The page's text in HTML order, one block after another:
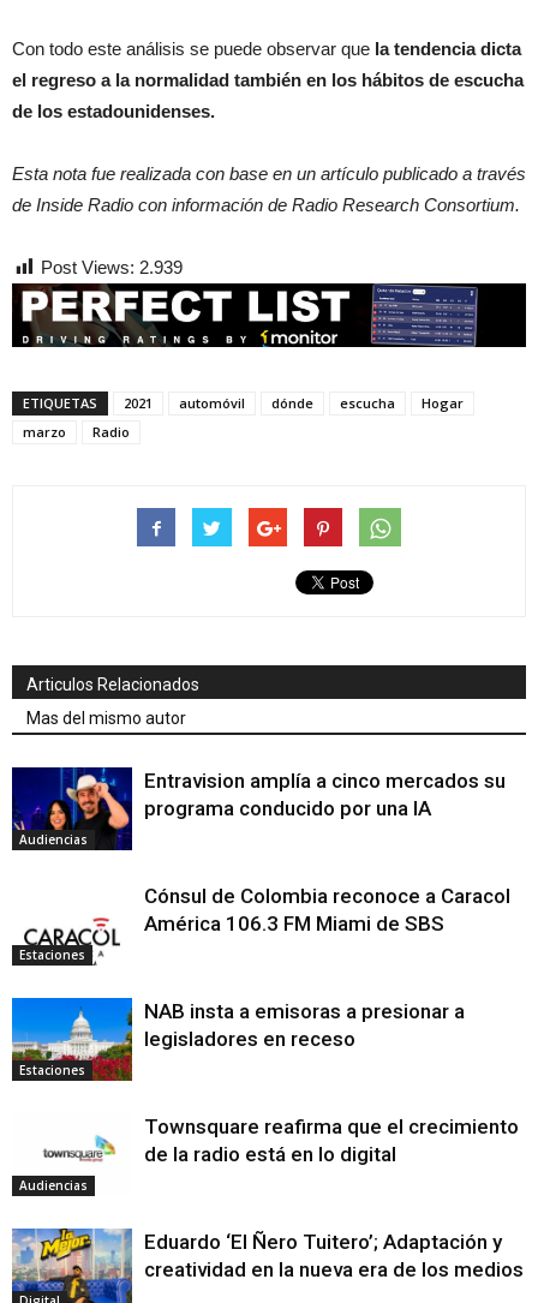
Con todo este análisis se puede observar que la tendencia dicta
el regreso a la normalidad también en los hábitos de escucha
de los estadounidenses.
Esta nota fue realizada con base en un artículo publicado a través
de Inside Radio con información de Radio Research Consortium.
Post Views: 2.939
ETIQUETAS 2021 automóvil dónde escucha
Hogar
marzo
Radio
Articulos Relacionados
Mas del mismo autor
Audiencias
Entravision amplía a cinco mercados su
programa conducido por una IA
Estaciones
Cónsul de Colombia reconoce a Caracol
América 106.3 FM Miami de SBS
Estaciones
NAB insta a emisoras a presionar a
legisladores en receso
Audiencias
Townsquare reafirma que el crecimiento
de la radio está en lo digital
Eduardo ‘El Ñero Tuitero’; Adaptación y
creatividad en la nueva era de los medios